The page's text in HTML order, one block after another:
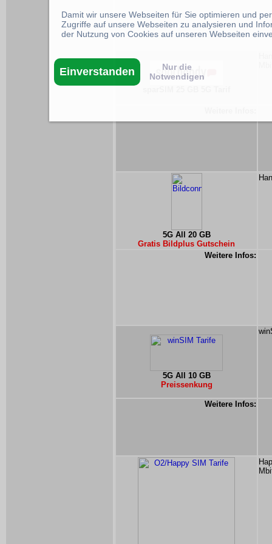
5G All 20 GB
Gratis Bildplus Gutschein
Weitere Infos:
5G All 10 GB
Preissenkung
Weitere Infos:
Damit wir unsere Webseiten für Sie optimieren und
Zugriffe auf unsere Webseiten zu analysieren und
der Nutzung von Cookies auf unseren Webseiten
Einverstanden
Nur die
Notwendigen